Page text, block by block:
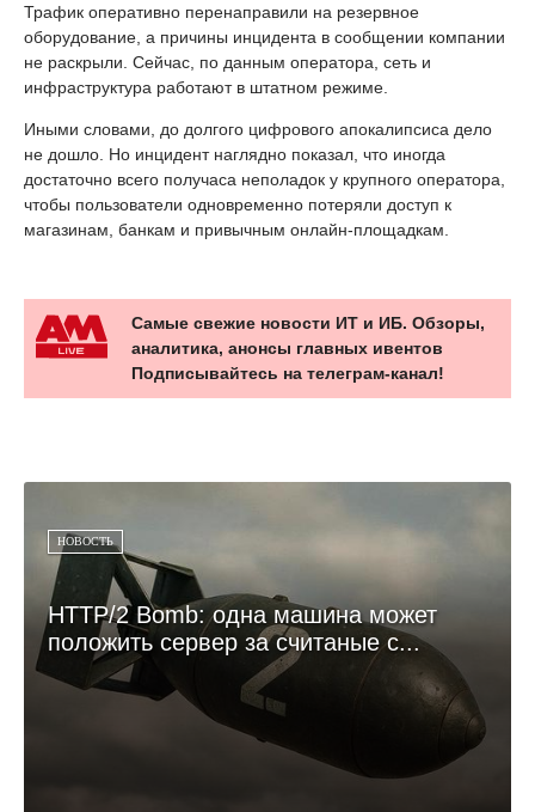
Трафик оперативно перенаправили на резервное
оборудование, а причины инцидента в сообщении компании
не раскрыли. Сейчас, по данным оператора, сеть и
инфраструктура работают в штатном режиме.
Иными словами, до долгого цифрового апокалипсиса дело
не дошло. Но инцидент наглядно показал, что иногда
достаточно всего получаса неполадок у крупного оператора,
чтобы пользователи одновременно потеряли доступ к
магазинам, банкам и привычным онлайн-площадкам.
Самые свежие новости ИТ и ИБ. Обзоры,
аналитика, анонсы главных ивентов
Подписывайтесь на телеграм-канал!
НОВОСТЬ
HTTP/2 Bomb: одна машина может
положить сервер за считаные с...